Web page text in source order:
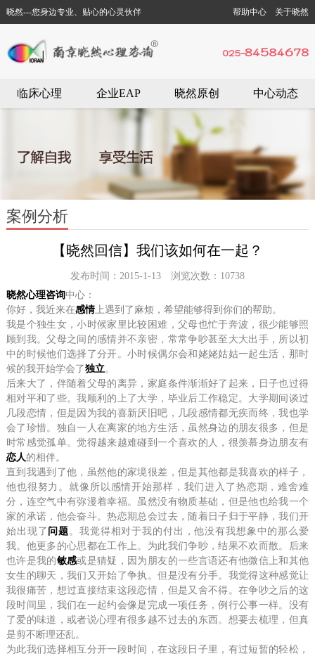
帮助中心 关于晓然
晓然---您身边专业、贴心的心灵伙伴
临床心理 企业EAP 晓然原创 中心动态
案例分析
【晓然回信】我们该如何在一起？
发布时间：2015-1-13 浏览次数：10738
晓然心理咨询中心：
你好，我近来在感情上遇到了麻烦，希望能够得到你们的帮助。
我是个独生女，小时候家里比较困难，父母也忙于奔波，很少能够照
顾到我。父母之间的感情并不亲密，常常争吵甚至大大出手，所以初
中的时候他们选择了分开。小时候偶尔会和姥姥姑姑一起生活，那时
候的我开始学会了独立。
后来大了，伴随着父母的离异，家庭条件渐渐好了起来，日子也过得
相对平和了些。我顺利的上了大学，毕业后工作稳定。大学期间谈过
几段恋情，但是因为我的喜新厌旧吧，几段感情都无疾而终，我也学
会了珍惜。独自一人在离家的地方生活，虽然身边的朋友很多，但是
时常感觉孤单。觉得越来越难碰到一个喜欢的人，很羡慕身边朋友有
恋人的相伴。
直到我遇到了他，虽然他的家境很差，但是其他都是我喜欢的样子，
他也很努力。就像所以感情开始那样，我们进入了热恋期，难舍难
分，连空气中有弥漫着幸福。虽然没有物质基础，但是他也给我一个
家的承诺，他会奋斗。热恋期总会过去，随着日子归于平静，我们开
始出现了 问题。我觉得相对于我的付出，他没有我想象中的那么爱
我。他更多的心思都在工作上。为此我们争吵，结果不欢而散。后来
也许是我的敏感或是猜疑，因为朋友的一些言语还有他微信上和其他
女生的聊天，我们又开始了争执。但是没有分手。我觉得这种感觉让
我很痛苦，想过直接结束这段恋情，但是又舍不得。在争吵之后的这
段时间里，我们在一起约会像是完成一项任务，例行公事一样。没有
了爱的味道，或者说心理有很多越不过去的东西。想要去梳理，但真
是剪不断理还乱。
为此我们选择相互分开一段时间，在这段日子里，有过短暂的轻松，